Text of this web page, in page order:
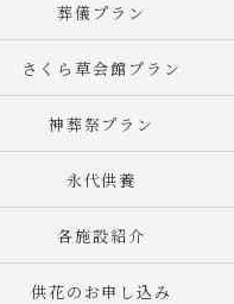
葬儀プラン
さくら草会館プラン
神葬祭プラン
永代供養
各施設紹介
供花のお申し込み